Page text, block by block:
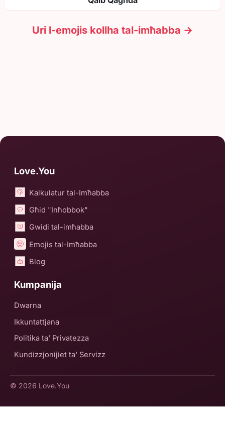
Uri l-emojis kollha tal-imħabba →
Love.You
Kalkulatur tal-Imħabba
Għid "Inħobbok"
Gwidi tal-imħabba
Emojis tal-Imħabba
Blog
Kumpanija
Dwarna
Ikkuntattjana
Politika ta' Privatezza
Kundizzjonijiet ta' Servizz
© 2026 Love.You